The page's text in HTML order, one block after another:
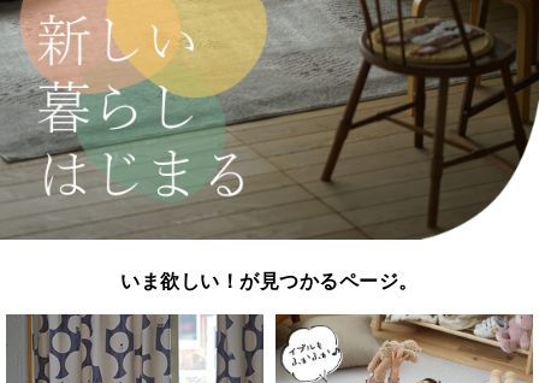
いま欲しい！が見つかるページ。